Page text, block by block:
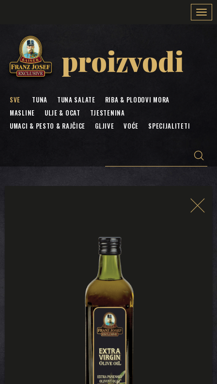
proizvodi
SVE TUNA TUNA SALATE
RIBA & PLODOVI MORA
MASLINE
ULJE & OCAT
TJESTENINA
UMACI & PESTO & RAJČICE
GLJIVE VOĆE SPECIJALITETI